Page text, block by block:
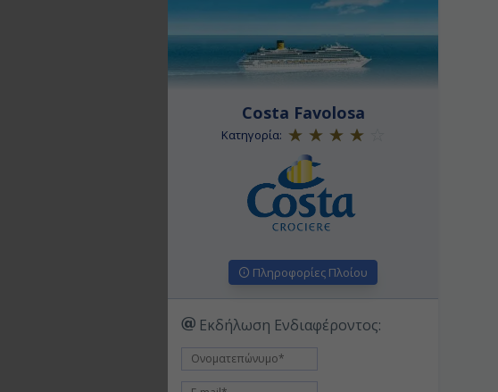
Costa Favolosa
Κατηγορία:
Πληροφορίες Πλοίου
Εκδήλωση Ενδιαφέροντος: